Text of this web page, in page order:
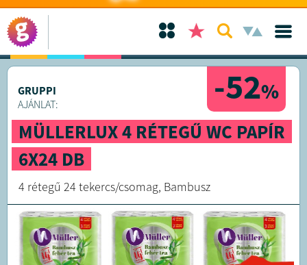
-52%
GRUPPI
AJÁNLAT:
MÜLLERLUX 4 RÉTEGŰ WC PAPÍR
6X24 DB
4 rétegű 24 tekercs/csomag, Bambusz